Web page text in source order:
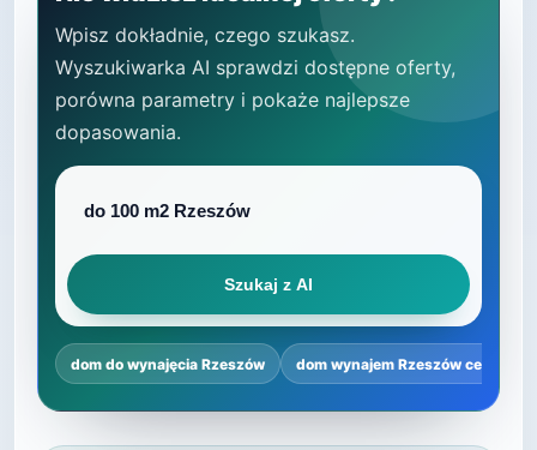
Wpisz dokładnie, czego szukasz.
Wyszukiwarka AI sprawdzi dostępne oferty,
porówna parametry i pokaże najlepsze
dopasowania.
Szukaj z AI
dom do wynajęcia Rzeszów dom wynajem Rzeszów centrum